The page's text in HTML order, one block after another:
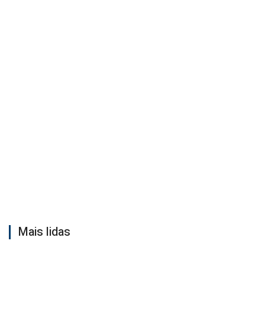
Mais lidas